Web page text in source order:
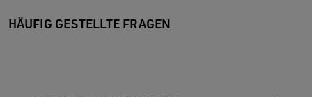
HÄUFIG GESTELLTE FRAGEN